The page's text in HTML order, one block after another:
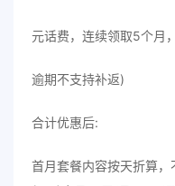
元话费，连续领取5个月
逾期不支持补返)
合计优惠后:
首月套餐内容按天折算